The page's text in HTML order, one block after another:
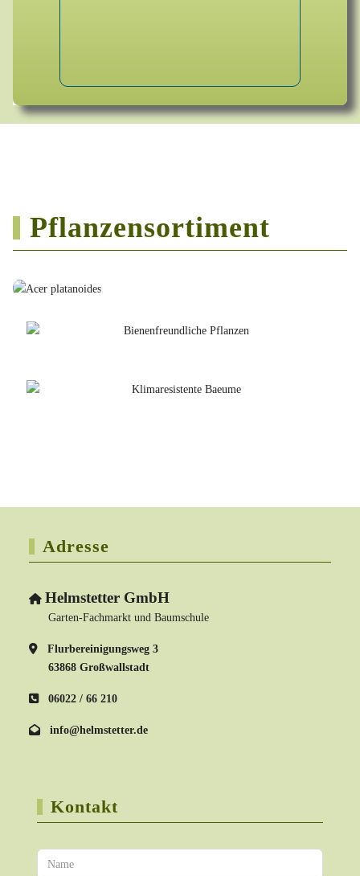
Pflanzensortiment
Adresse
Helmstetter GmbH
Garten-Fachmarkt und Baumschule
Flurbereinigungsweg 3
63868 Großwallstadt
06022 / 66 210
info@helmstetter.de
Kontakt